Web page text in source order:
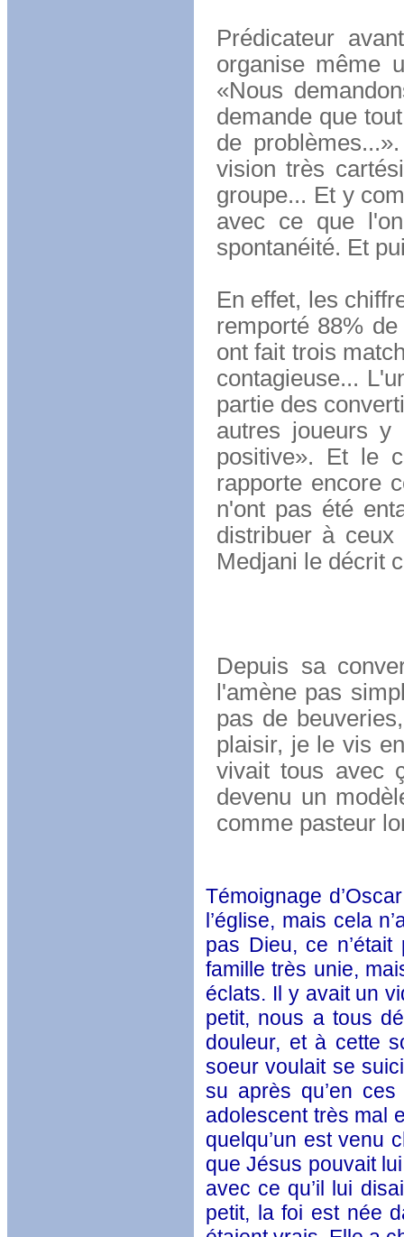
Prédicateur
organise même
«Nous
demande que
de
vision très
groupe... Et y
avec ce que
spontanéité. Et
En effet, les
remporté 88%
ont fait trois
contagieuse...
partie des
autres joueurs y
positive». Et le
rapporte encore
n'ont pas été
distribuer à
Medjani le décrit
Depuis sa
l'amène pas
pas de
plaisir, je le vis
vivait tous avec
devenu un
comme pasteur
Témoignage
l’église, mais cela
pas Dieu, ce
famille très unie,
éclats. Il y avait un
petit, nous a tous
douleur, et à cette
soeur voulait se
su après qu’en
adolescent très mal
quelqu’un est venu
que Jésus pouvait
avec ce qu’il lui
petit, la foi est née